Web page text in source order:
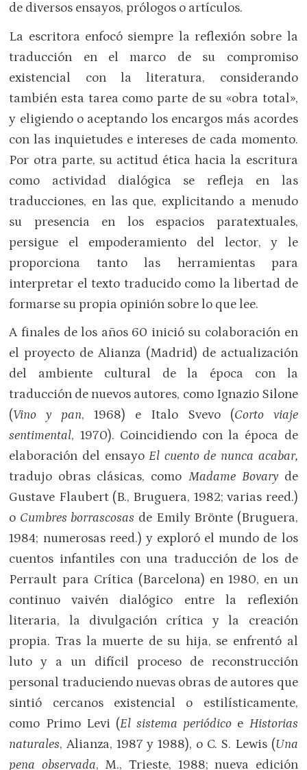
de diversos ensayos, prólogos o artículos.
La escritora enfocó siempre la reflexión sobre la
traducción en el marco de su compromiso
existencial con la literatura, considerando
también esta tarea como parte de su «obra total»,
y eligiendo o aceptando los encargos más acordes
con las inquietudes e intereses de cada momento.
Por otra parte, su actitud ética hacia la escritura
como actividad dialógica se refleja en las
traducciones, en las que, explicitando a menudo
su presencia en los espacios paratextuales,
persigue el empoderamiento del lector, y le
proporciona tanto las herramientas para
interpretar el texto traducido como la libertad de
formarse su propia opinión sobre lo que lee.
A finales de los años 60 inició su colaboración en
el proyecto de Alianza (Madrid) de actualización
del ambiente cultural de la época con la
traducción de nuevos autores, como Ignazio Silone
(Vino y pan, 1968) e Italo Svevo (Corto viaje
sentimental, 1970). Coincidiendo con la época de
elaboración del ensayoEl cuento de nunca acabar,
tradujo obras clásicas, como Madame Bovaryde
Gustave Flaubert (B., Bruguera, 1982; varias reed.)
o Cumbres borrascosas de Emily Brönte (Bruguera,
1984; numerosas reed.) y exploró el mundo de los
cuentos infantiles con una traducción de los de
Perrault para Crítica (Barcelona) en 1980, en un
continuo vaivén dialógico entre la reflexión
literaria, la divulgación crítica y la creación
propia. Tras la muerte de su hija, se enfrentó al
luto y a un difícil proceso de reconstrucción
personal traduciendo nuevas obras de autores que
sintió cercanos existencial o estilísticamente,
como Primo Levi (El sistema periódico e Historias
naturales, Alianza, 1987 y 1988), o C. S. Lewis (Una
pena observada, M., Trieste, 1988; nueva edición